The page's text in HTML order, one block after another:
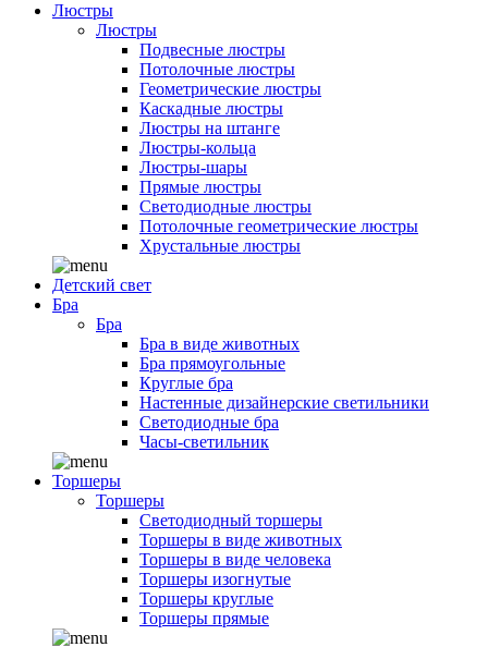
Люстры
Люстры
Подвесные люстры
Потолочные люстры
Геометрические люстры
Каскадные люстры
Люстры на штанге
Люстры-кольца
Люстры-шары
Прямые люстры
Светодиодные люстры
Потолочные геометрические люстры
Хрустальные люстры
Детский свет
Бра
Бра
Бра в виде животных
Бра прямоугольные
Круглые бра
Настенные дизайнерские светильники
Светодиодные бра
Часы-светильник
Торшеры
Торшеры
Светодиодный торшеры
Торшеры в виде животных
Торшеры в виде человека
Торшеры изогнутые
Торшеры круглые
Торшеры прямые